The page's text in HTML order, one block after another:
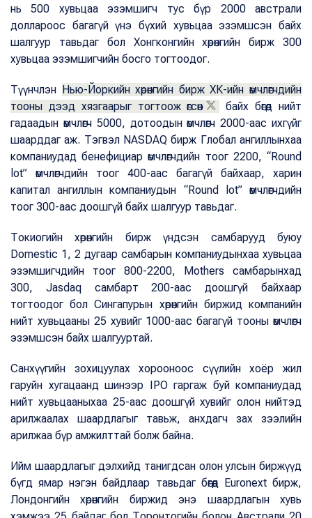
нь 500 хувьцаа эзэмшигч тус бүр 2000 австрали
доллароос багагүй үнэ бүхий хувьцаа эзэмшсэн байх
шалгуур тавьдаг бол Хонгконгийн хөрөнгийн бирж 300
хувьцаа эзэмшигчийн босго тогтоодог.
Түүнчлэн Нью-Йоркийн хөрөнгийн бирж ХК-ийн өмчлөгчдийн
тооны дээд хязгаарыг тогтоож өгсөн
байх бөгөөд нийт
гадаадын өмчлөгч 5000, дотоодын өмчлөгч 2000-аас ихгүйг
шаарддаг аж. Тэгвэл NASDAQ бирж Глобал ангиллынхаа
компаниудад бенефициар өмчлөгчдийн тоог 2200, “Round
lot” өмчлөгчдийн тоог 400-аас багагүй байхаар, харин
капитал ангиллын компаниудын “Round lot” өмчлөгчдийн
тоог 300-аас доошгүй байх шалгуур тавьдаг.
Токиогийн хөрөнгийн бирж үндсэн самбарууд буюу
Domestic 1, 2 дугаар самбарын компаниудынхаа хувьцаа
эзэмшигчдийн тоог 800-2200, Mothers самбарынхад
300, Jasdaq самбарт 200-аас доошгүй байхаар
тогтоодог бол Сингапурын хөрөнгийн биржид компанийн
нийт хувьцааны 25 хувийг 1000-аас багагүй тооны өмчлөгч
эзэмшсэн байх шалгууртай.
Санхүүгийн зохицуулах хорооноос сүүлийн хоёр жил
гаруйн хугацаанд шинээр IPO гаргаж буй компаниудад
нийт хувьцааныхаа 25-аас доошгүй хувийг олон нийтэд
арилжаалах шаардлагыг тавьж, анхдагч зах зээлийн
арилжаа бүр амжилттай болж байна.
Ийм шаардлагыг дэлхийд танигдсан олон улсын биржүүд
бүгд ямар нэгэн байдлаар тавьдаг бөгөөд Euronext бирж,
Лондонгийн хөрөнгийн биржид энэ шаардлагын хувь